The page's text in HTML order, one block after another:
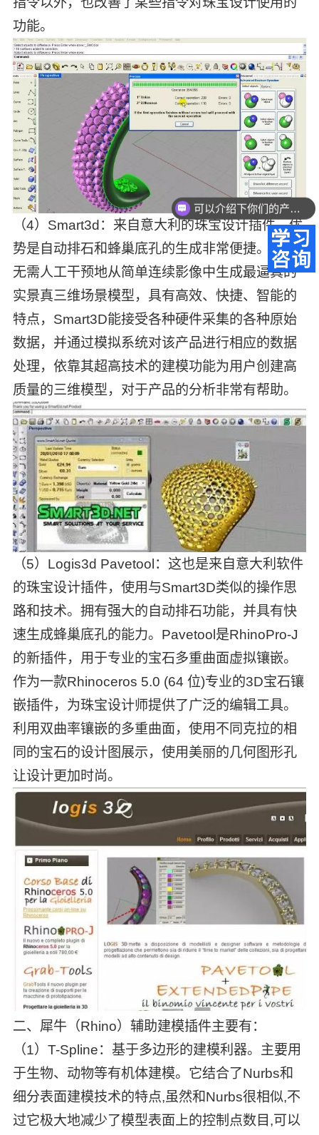
功能。
（4）Smart3d：来自意大利的珠宝设计插件。优
势是自动排石和蜂巢底孔的生成非常便捷。它能
无需人工干预地从简单连续影像中生成最逼真的
实景真三维场景模型，具有高效、快捷、智能的
特点，Smart3D能接受各种硬件采集的各种原始
数据，并通过模拟系统对该产品进行相应的数据
处理，依靠其超高技术的建模功能为用户创建高
质量的三维模型，对于产品的分析非常有帮助。
（5）Logis3d Pavetool：这也是来自意大利软件
的珠宝设计插件，使用与Smart3D类似的操作思
路和技术。拥有强大的自动排石功能，并具有快
速生成蜂巢底孔的能力。Pavetool是RhinoPro-J
的新插件，用于专业的宝石多重曲面虚拟镶嵌。
作为一款Rhinoceros 5.0 (64 位)专业的3D宝石镶
嵌插件，为珠宝设计师提供了广泛的编辑工具。
利用双曲率镶嵌的多重曲面，使用不同克拉的相
同的宝石的设计图展示，使用美丽的几何图形孔
让设计更加时尚。
二、犀牛（Rhino）辅助建模插件主要有：
（1）T-Spline：基于多边形的建模利器。主要用
于生物、动物等有机体建模。它结合了Nurbs和
细分表面建模技术的特点,虽然和Nurbs很相似,不
过它极大地减少了模型表面上的控制点数目,可以
可以介绍下你们的产品么？